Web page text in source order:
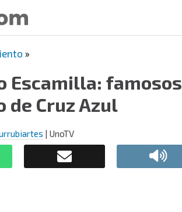
»
Escamilla: famosos
Cruz Azul
| UnoTV